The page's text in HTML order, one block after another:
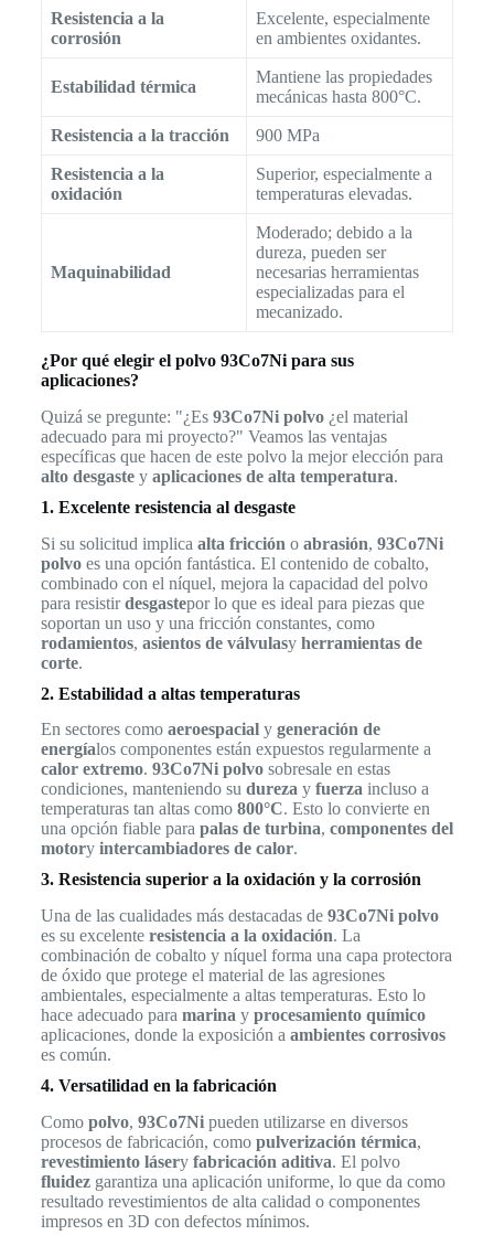
Resistencia a la
corrosión
Excelente, especialmente
en ambientes oxidantes.
Estabilidad térmica
Mantiene las propiedades
mecánicas hasta 800°C.
Resistencia a la tracción 900 MPa
Resistencia a la
oxidación
Superior, especialmente a
temperaturas elevadas.
Maquinabilidad
Moderado; debido a la
dureza, pueden ser
necesarias herramientas
especializadas para el
mecanizado.
¿Por qué elegir el polvo 93Co7Ni para sus
aplicaciones?
Quizá se pregunte: "¿Es 93Co7Ni polvo¿el material
adecuado para mi proyecto?" Veamos las ventajas
específicas que hacen de este polvo la mejor elección para
alto desgastey aplicaciones de alta temperatura.
1. Excelente resistencia al desgaste
Si su solicitud implica alta fricción o abrasión, 93Co7Ni
polvoes una opción fantástica. El contenido de cobalto,
combinado con el níquel, mejora la capacidad del polvo
para resistirdesgastepor lo que es ideal para piezas que
soportan un uso y una fricción constantes, como
rodamientos, asientos de válvulasy herramientas de
corte.
2. Estabilidad a altas temperaturas
En sectores como aeroespacialy generación de
energíalos componentes están expuestos regularmente a
calor extremo. 93Co7Ni polvosobresale en estas
condiciones, manteniendo su durezay fuerzaincluso a
temperaturas tan altas como 800°C. Esto lo convierte en
una opción fiable para palas de turbina, componentes del
motory intercambiadores de calor.
3. Resistencia superior a la oxidación y la corrosión
Una de las cualidades más destacadas de 93Co7Ni polvo
es su excelente resistencia a la oxidación. La
combinación de cobalto y níquel forma una capa protectora
de óxido que protege el material de las agresiones
ambientales, especialmente a altas temperaturas. Esto lo
hace adecuado para marina y procesamiento químico
aplicaciones, donde la exposición a ambientes corrosivos
es común.
4. Versatilidad en la fabricación
Como polvo, 93Co7Nipueden utilizarse en diversos
procesos de fabricación, como pulverización térmica,
revestimiento lásery fabricación aditiva. El polvo
fluidezgarantiza una aplicación uniforme, lo que da como
resultado revestimientos de alta calidad o componentes
impresos en 3D con defectos mínimos.